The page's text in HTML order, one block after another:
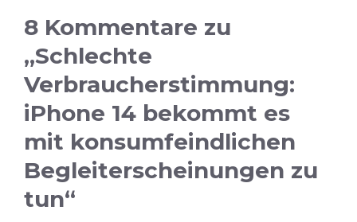
8 Kommentare zu
„Schlechte
Verbraucherstimmung:
iPhone 14 bekommt es
mit konsumfeindlichen
Begleiterscheinungen zu
tun“